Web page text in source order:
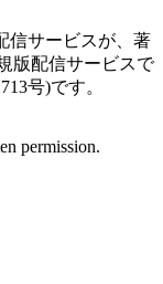
信サービスが、著
版配信サービスで
号)です。
permission.